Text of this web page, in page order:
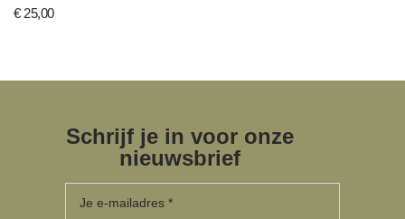
€ 25,00
Schrijf je in voor onze
nieuwsbrief